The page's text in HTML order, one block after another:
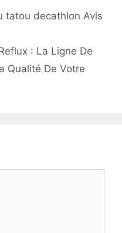
tatou decathlon Avis
: La Ligne De
Qualité De Votre